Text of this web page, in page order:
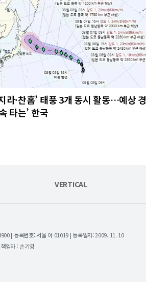
라·찬홈’ 태풍 3개 동시 활동…예상 경
타는’ 한국
VERTICAL
| 등록번호: 서울 아 01019 | 등록일자: 2009. 11. 10
임자 : 손기영